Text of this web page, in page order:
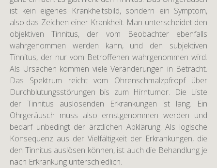
ist kein eigenes Krankheitsbild, sondern ein Symptom,
also das Zeichen einer Krankheit. Man unterscheidet den
objektiven Tinnitus, der vom Beobachter ebenfalls
wahrgenommen werden kann, und den subjektiven
Tinnitus, der nur vom Betroffenen wahrgenommen wird.
Als Ursachen kommen viele Veränderungen in Betracht.
Das Spektrum reicht vom Ohrenschmalzpfropf über
Durchblutungsstörungen bis zum Hirntumor. Die Liste
der Tinnitus auslösenden Erkrankungen ist lang. Ein
Ohrgeräusch muss also ernstgenommen werden und
bedarf unbedingt der ärztlichen Abklärung. Als logische
Konsequenz aus der Vielfältigkeit der Erkrankungen, die
den Tinnitus auslösen können, ist auch die Behandlung je
nach Erkrankung unterschiedlich.